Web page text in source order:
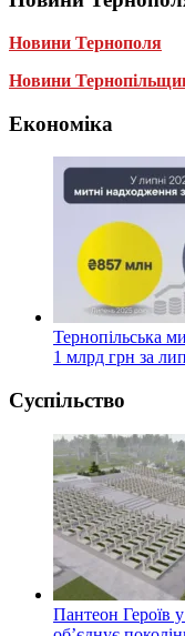
Новини Тернополя
Новини
Економіка
Тернопільська
1 млрд грн за
Суспільство
Пантеон Героїв